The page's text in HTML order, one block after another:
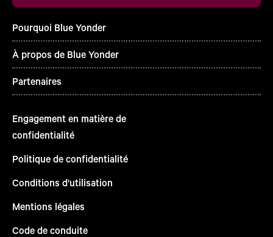
Pourquoi Blue Yonder
À propos de Blue Yonder
Partenaires
Engagement en matière de
confidentialité
Politique de confidentialité
Conditions d'utilisation
Mentions légales
Code de conduite